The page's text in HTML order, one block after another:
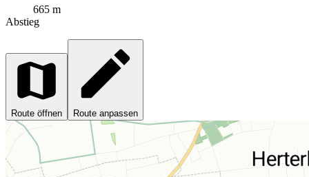
665 m
Abstieg
Route öffnen Route anpassen